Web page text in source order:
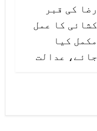
رضا کی قبر
کشائی کا عمل
مکمل کیا
جائے، عدالت